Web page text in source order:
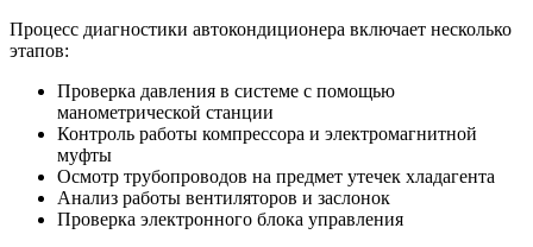
Процесс диагностики автокондиционера включает несколько
этапов:
Проверка давления в системе с помощью
манометрической станции
Контроль работы компрессора и электромагнитной
муфты
Осмотр трубопроводов на предмет утечек хладагента
Анализ работы вентиляторов и заслонок
Проверка электронного блока управления